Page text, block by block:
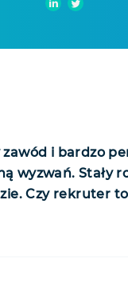
i bardzo
wyzwań. Stały
Czy rekruter